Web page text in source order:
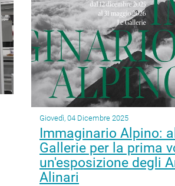
Giovedì, 04 Dicembre 2025
Immaginario Alpino:
Gallerie per la prima
un'esposizione degli
Alinari